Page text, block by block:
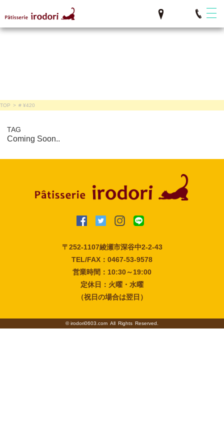
TOP > # ¥420
TAG
Coming Soon..
〒252-1107綾瀬市深谷中2-2-43
TEL/FAX：0467-53-9578
営業時間：10:30～19:00
定休日：火曜・水曜
（祝日の場合は翌日）
©irodori0603.com All Rights Reserved.